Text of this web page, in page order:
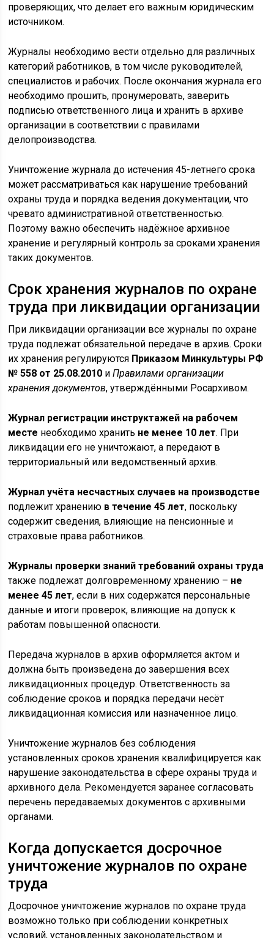
проверяющих, что делает его важным юридическим
источником.
Журналы необходимо вести отдельно для различных
категорий работников, в том числе руководителей,
специалистов и рабочих. После окончания журнала его
необходимо прошить, пронумеровать, заверить
подписью ответственного лица и хранить в архиве
организации в соответствии с правилами
делопроизводства.
Уничтожение журнала до истечения 45-летнего срока
может рассматриваться как нарушение требований
охраны труда и порядка ведения документации, что
чревато административной ответственностью.
Поэтому важно обеспечить надёжное архивное
хранение и регулярный контроль за сроками хранения
таких документов.
Срок хранения журналов по охране
труда при ликвидации организации
При ликвидации организации все журналы по охране
труда подлежат обязательной передаче в архив. Сроки
их хранения регулируются Приказом Минкультуры РФ
№ 558 от 25.08.2010 иПравилами организации
хранения документов, утверждёнными Росархивом.
Журнал регистрации инструктажей на рабочем
месте необходимо хранить не менее 10 лет. При
ликвидации его не уничтожают, а передают в
территориальный или ведомственный архив.
Журнал учёта несчастных случаев на производстве
подлежит хранению в течение 45 лет, поскольку
содержит сведения, влияющие на пенсионные и
страховые права работников.
Журналы проверки знаний требований охраны труда
также подлежат долговременному хранению – не
менее 45 лет, если в них содержатся персональные
данные и итоги проверок, влияющие на допуск к
работам повышенной опасности.
Передача журналов в архив оформляется актом и
должна быть произведена до завершения всех
ликвидационных процедур. Ответственность за
соблюдение сроков и порядка передачи несёт
ликвидационная комиссия или назначенное лицо.
Уничтожение журналов без соблюдения
установленных сроков хранения квалифицируется как
нарушение законодательства в сфере охраны труда и
архивного дела. Рекомендуется заранее согласовать
перечень передаваемых документов с архивными
органами.
Когда допускается досрочное
уничтожение журналов по охране
труда
Досрочное уничтожение журналов по охране труда
возможно только при соблюдении конкретных
условий, установленных законодательством и